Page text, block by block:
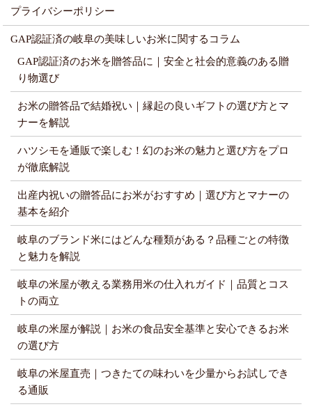
プライバシーポリシー
GAP認証済の岐阜の美味しいお米に関するコラム
GAP認証済のお米を贈答品に｜安全と社会的意義のある贈
り物選び
お米の贈答品で結婚祝い｜縁起の良いギフトの選び方とマ
ナーを解説
ハツシモを通販で楽しむ！幻のお米の魅力と選び方をプロ
が徹底解説
出産内祝いの贈答品にお米がおすすめ｜選び方とマナーの
基本を紹介
岐阜のブランド米にはどんな種類がある？品種ごとの特徴
と魅力を解説
岐阜の米屋が教える業務用米の仕入れガイド｜品質とコス
トの両立
岐阜の米屋が解説｜お米の食品安全基準と安心できるお米
の選び方
岐阜の米屋直売｜つきたての味わいを少量からお試しでき
る通販